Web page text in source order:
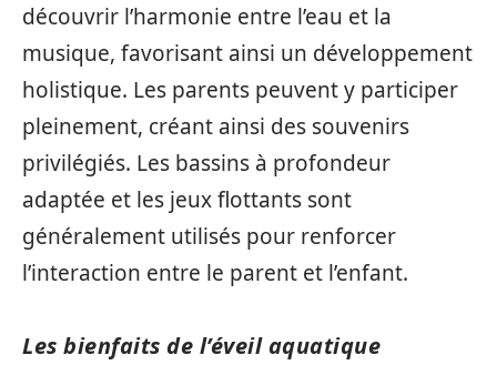
découvrir l’harmonie entre l’eau et la
musique, favorisant ainsi un développement
holistique. Les parents peuvent y participer
pleinement, créant ainsi des souvenirs
privilégiés. Les bassins à profondeur
adaptée et les jeux flottants sont
généralement utilisés pour renforcer
l’interaction entre le parent et l’enfant.
Les bienfaits de l’éveil aquatique